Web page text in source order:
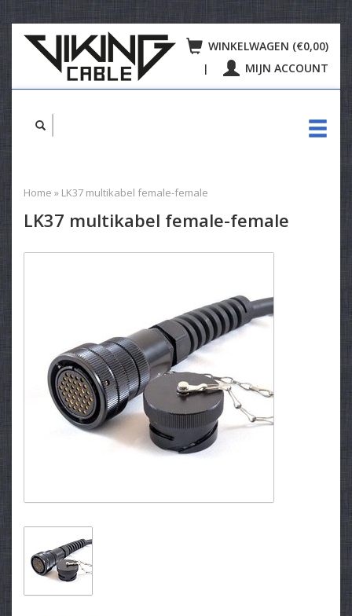
WINKELWAGEN (€0,00)
| MIJN ACCOUNT
Home » LK37 multikabel female-female
LK37 multikabel female-female